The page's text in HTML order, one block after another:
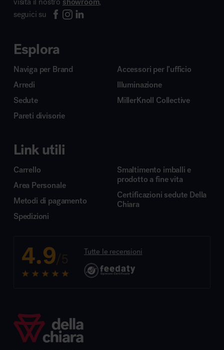
seguici su
Esplora
Naviga per Brand
Arredi
Sedute
Pareti divisorie
Accessori per l’ufficio
Illuminazione
MillerKnoll Collective
Link utili
Carrello
Area Personale
Metodi di pagamento
Spedizioni
Smaltimento imballi e
prodotto a fine vita
Certificazioni sedute Della
Chiara
4.9/5 Tutte le recensioni